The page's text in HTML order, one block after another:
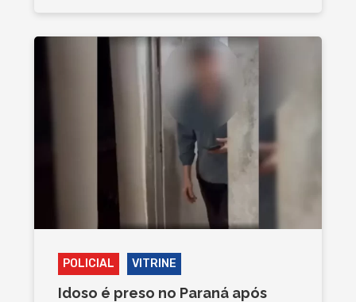
POLICIAL VITRINE
Idoso é preso no Paraná após